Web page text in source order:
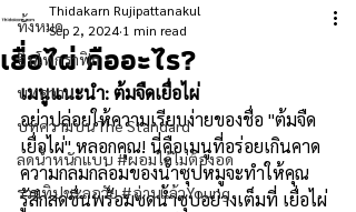
ทั้งหมด
อินโฟกราฟิก
บทความ
บทความบน The Standard
ลดน้ำหนักแบบ #ผอมได้ไม่ต้องอด
รวมทิปชะลอวัย #อ่านแล้วYoung
เยื่อไผ่ คืออะไร?
Thidakarn Rujipattanakul
Sep 2, 2024 1 min read
เมนูแนะนำ: ต้มจืดเยื่อไผ่
อย่าปล่อยให้ความเรียบง่ายของชื่อ "ต้มจืด
เยื่อไผ่" หลอกคุณ! นี่คือเมนูที่อร่อยเกินคาด
ความกลมกล่อมของน้ำซุปหมูจะทำให้คุณ
รู้สึกสดชื่นพร้อมซดน้ำซุปอย่างเต็มที่ เยื่อไผ่